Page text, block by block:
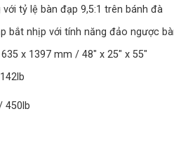
với tỷ lệ bàn đạp 9,5:1 trên bánh đà
bắt nhịp với tính năng đảo ngược
x 1397 mm / 48″ x 25″ x 55″
450lb